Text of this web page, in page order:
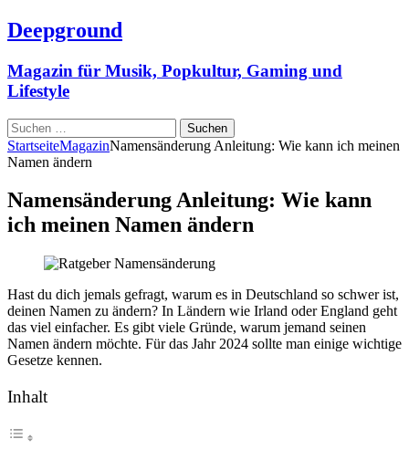
Deepground
Magazin für Musik, Popkultur, Gaming und
Lifestyle
Suchen
nach:
StartseiteMagazinNamensänderung Anleitung: Wie kann ich meinen
Namen ändern
Namensänderung Anleitung: Wie kann
ich meinen Namen ändern
Hast du dich jemals gefragt, warum es in Deutschland so schwer ist,
deinen Namen zu ändern? In Ländern wie Irland oder England geht
das viel einfacher. Es gibt viele Gründe, warum jemand seinen
Namen ändern möchte. Für das Jahr 2024 sollte man einige wichtige
Gesetze kennen.
Inhalt